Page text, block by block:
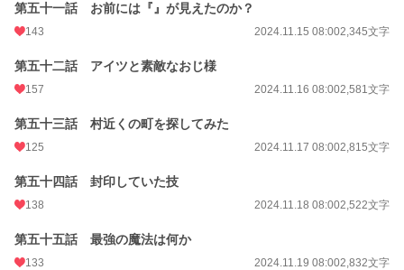
第五十一話 お前には『』が見えたのか？
143 2024.11.15 08:002,345文字
第五十二話 アイツと素敵なおじ様
157 2024.11.16 08:002,581文字
第五十三話 村近くの町を探してみた
125 2024.11.17 08:002,815文字
第五十四話 封印していた技
138 2024.11.18 08:002,522文字
第五十五話 最強の魔法は何か
133 2024.11.19 08:002,832文字